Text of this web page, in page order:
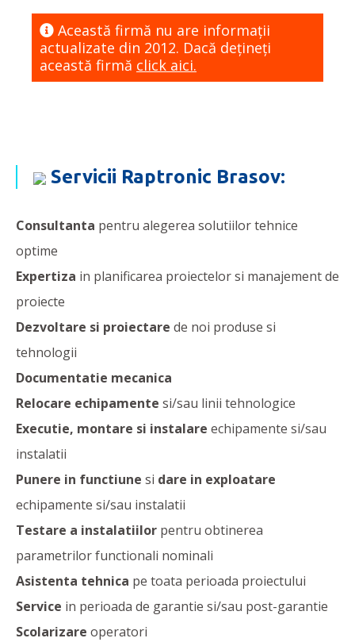
Această firmă nu are informaţii
actualizate din 2012. Dacă dețineți
această firmă click aici.
Servicii Raptronic Brasov:
Consultanta pentru alegerea solutiilor tehnice
optime
Expertiza in planificarea proiectelor si manajement de
proiecte
Dezvoltare si proiectare de noi produse si
tehnologii
Documentatie mecanica
Relocare echipamente si/sau linii tehnologice
Executie, montare si instalare echipamente si/sau
instalatii
Punere in functiune si dare in exploatare
echipamente si/sau instalatii
Testare a instalatiilor pentru obtinerea
parametrilor functionali nominali
Asistenta tehnica pe toata perioada proiectului
Service in perioada de garantie si/sau post-garantie
Scolarizare operatori